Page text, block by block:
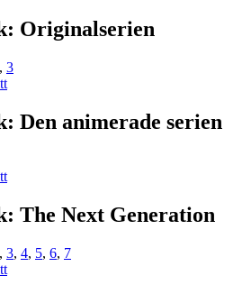
Originalserien
, 3
Den animerade serien
The Next Generation
, 3, 4, 5, 6, 7